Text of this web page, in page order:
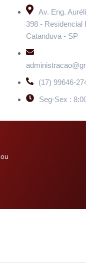
Av. Eng.
398 - Residencial
Catanduva - SP
(17) 99646-
Seg-Sex :